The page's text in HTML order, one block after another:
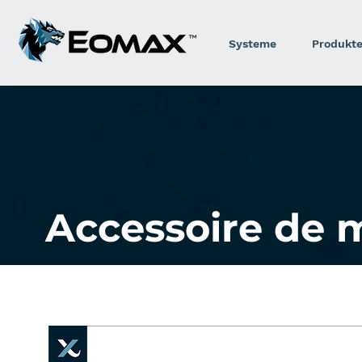
Systeme Produkte
Accessoire de